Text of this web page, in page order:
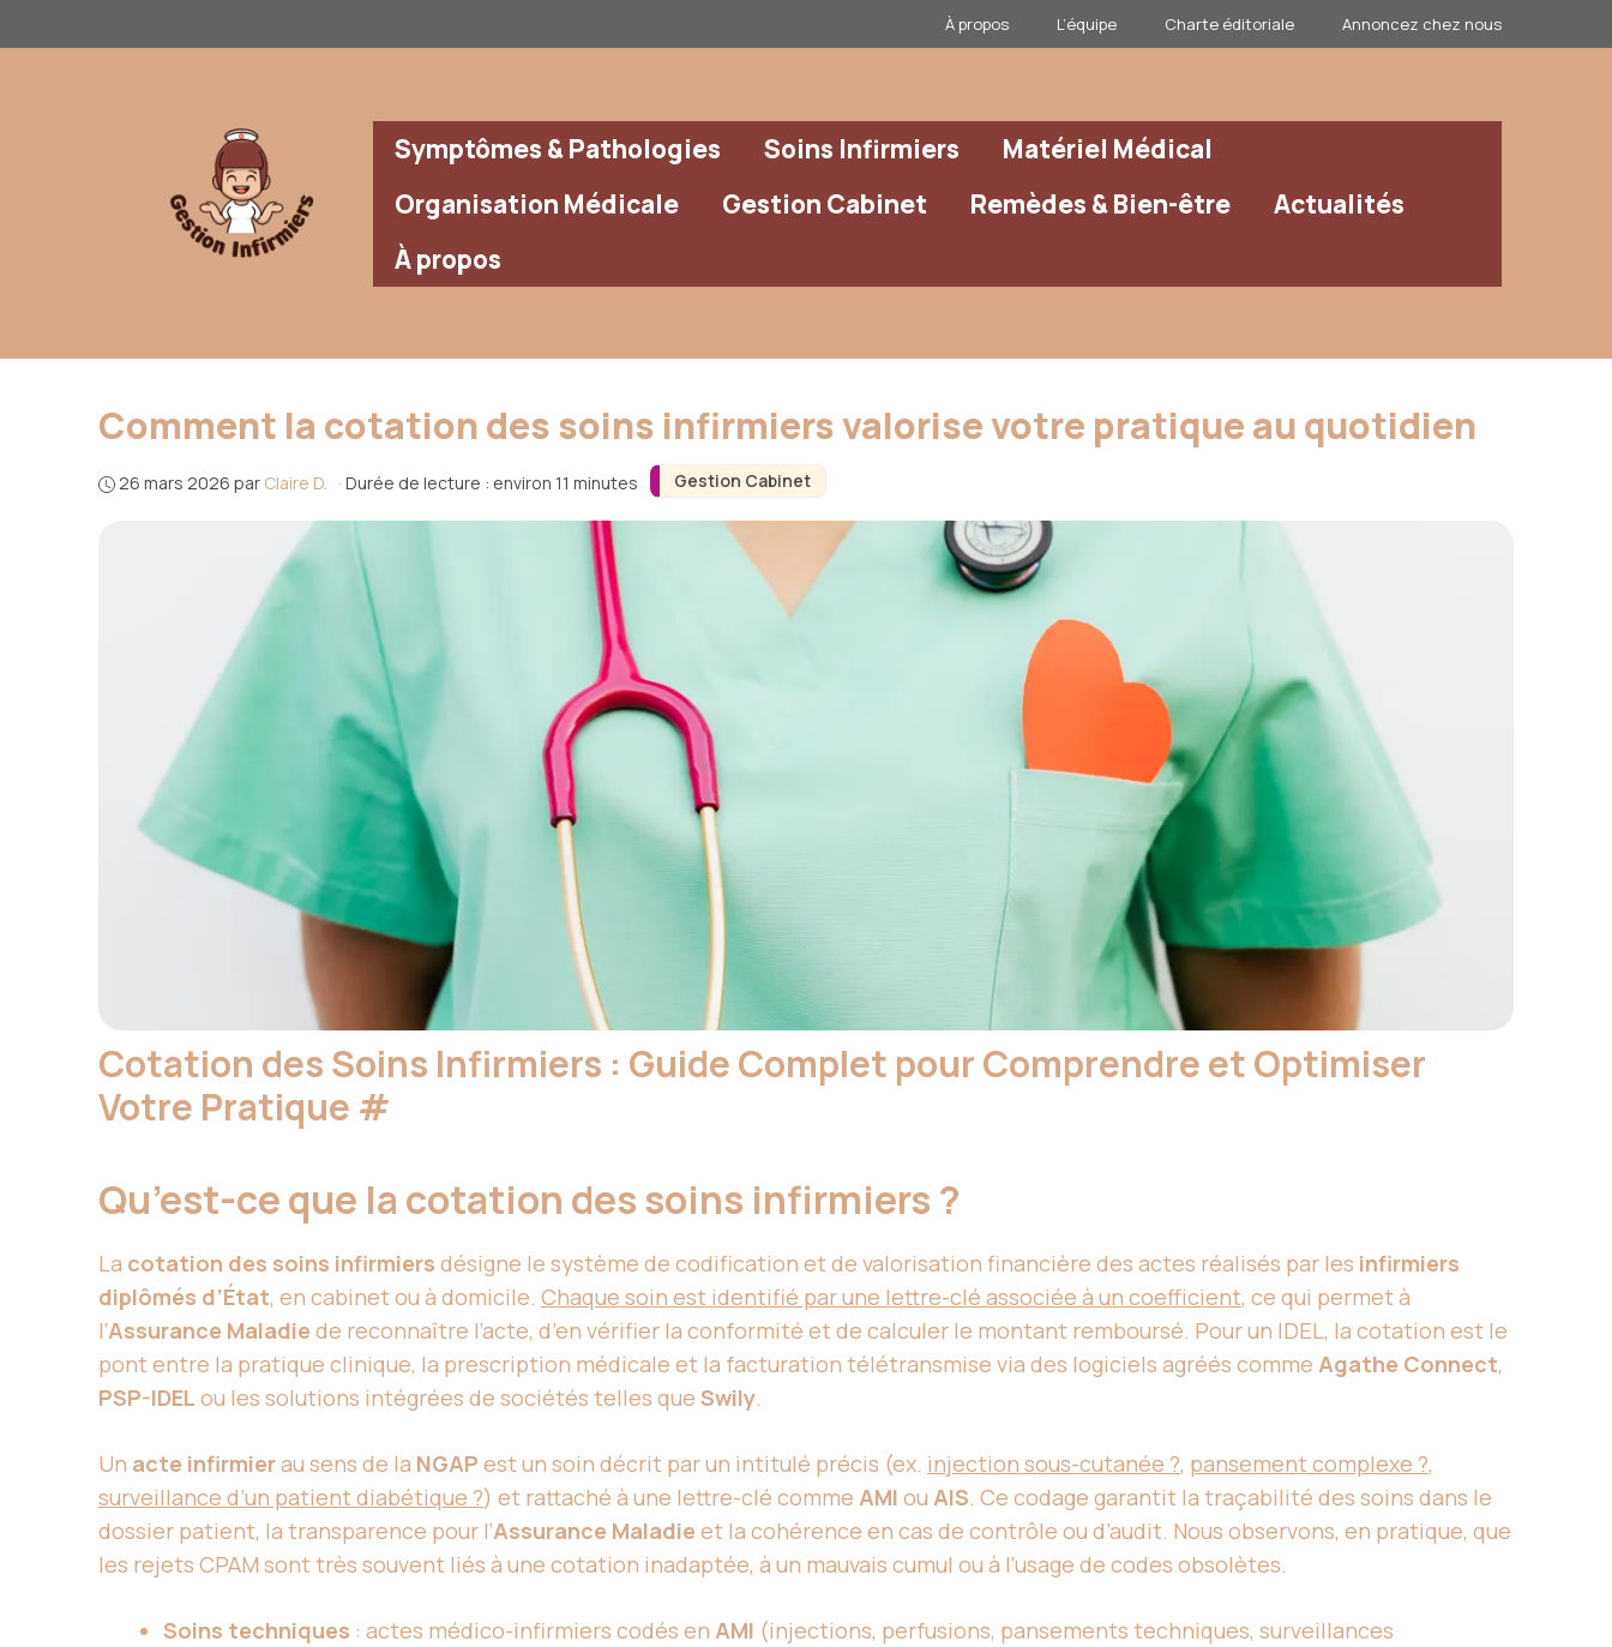
au
À propos L’équipe Charte éditoriale Annoncez chez nous
Symptômes & Pathologies Soins Infirmiers
Matériel Médical
Organisation Médicale
Gestion Cabinet Remèdes & Bien-être
Actualités
À propos
Gestion Cabinet
Comment la cotation des soins infirmiers valorise votre pratique au quotidien
26 mars 2026 par Claire D. · Durée de lecture : environ 11 minutes
Cotation des Soins Infirmiers : Guide Complet pour Comprendre et Optimiser
Votre Pratique #
Qu’est-ce que la cotation des soins infirmiers ?
La cotation des soins infirmiers désigne le système de codification et de valorisation financière des actes réalisés par les infirmiers
diplômés d’État, en cabinet ou à domicile. Chaque soin est identifié par une lettre-clé associée à un coefficient, ce qui permet à
l’Assurance Maladie de reconnaître l’acte, d’en vérifier la conformité et de calculer le montant remboursé. Pour un IDEL, la cotation est le
pont entre la pratique clinique, la prescription médicale et la facturation télétransmise via des logiciels agréés comme Agathe Connect,
PSP-IDEL ou les solutions intégrées de sociétés telles que Swily.
Un acte infirmierau sens de la NGAP est un soin décrit par un intitulé précis (ex. injection sous-cutanée ?, pansement complexe ?,
surveillance d’un patient diabétique ?) et rattaché à une lettre-clé comme AMI ou AIS. Ce codage garantit la traçabilité des soins dans le
dossier patient, la transparence pour l’Assurance Maladie et la cohérence en cas de contrôle ou d’audit. Nous observons, en pratique, que
les rejets CPAM sont très souvent liés à une cotation inadaptée, à un mauvais cumul ou à l’usage de codes obsolètes.
Soins techniques : actes médico-infirmiers codés en AMI (injections, perfusions, pansements techniques, surveillances